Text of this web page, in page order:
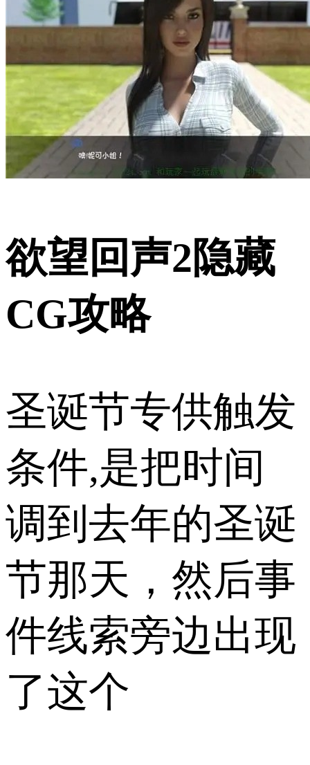
欲望回声2隐藏
CG攻略
圣诞节专供触发
条件,是把时间
调到去年的圣诞
节那天，然后事
件线索旁边出现
了这个